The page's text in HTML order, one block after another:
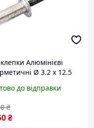
Алюмінієві
Ø 3.2 х 12.5
до відправки
₴
₴